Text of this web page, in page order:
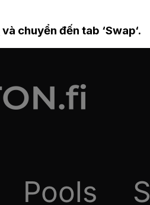
và chuyển đến tab ‘Swap‘.